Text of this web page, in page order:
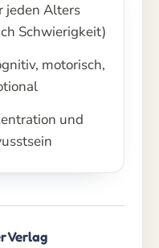
jeden Alters
Schwierigkeit)
motorisch,
und
Verlag